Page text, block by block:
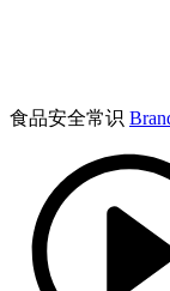
食品安全常识